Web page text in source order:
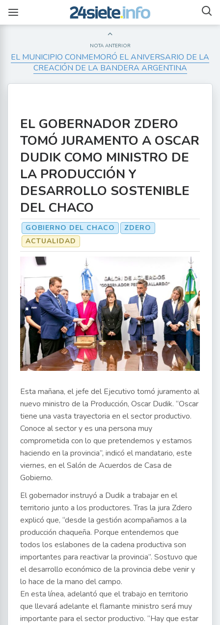
NOTA ANTERIOR
EL MUNICIPIO CONMEMORÓ EL ANIVERSARIO DE LA
CREACIÓN DE LA BANDERA ARGENTINA
EL GOBERNADOR ZDERO
TOMÓ JURAMENTO A OSCAR
DUDIK COMO MINISTRO DE
LA PRODUCCIÓN Y
DESARROLLO SOSTENIBLE
DEL CHACO
GOBIERNO DEL CHACO
ZDERO
ACTUALIDAD
Esta mañana, el jefe del Ejecutivo tomó juramento al
nuevo ministro de la Producción, Oscar Dudik. “Oscar
tiene una vasta trayectoria en el sector productivo.
Conoce al sector y es una persona muy
comprometida con lo que pretendemos y estamos
haciendo en la provincia”, indicó el mandatario, este
viernes, en el Salón de Acuerdos de Casa de
Gobierno.
El gobernador instruyó a Dudik a trabajar en el
territorio junto a los productores. Tras la jura Zdero
explicó que, “desde la gestión acompañamos a la
producción chaqueña. Porque entendemos que
todos los eslabones de la cadena productiva son
importantes para reactivar la provincia”. Sostuvo que
el desarrollo económico de la provincia debe venir y
lo hace de la mano del campo.
En esta línea, adelantó que el trabajo en territorio
que llevará adelante el flamante ministro será muy
importante para el sector productivo. “Hay que estar